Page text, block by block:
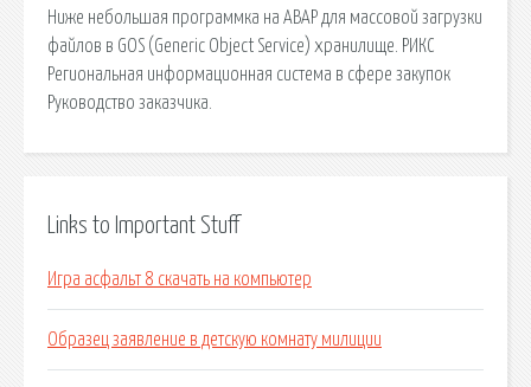
Ниже небольшая программка на ABAP для массовой загрузки
файлов в GOS (Generic Object Service) хранилище. РИКС
Региональная информационная система в сфере закупок
Руководство заказчика.
Links to Important Stuff
Игра асфальт 8 скачать на компьютер
Образец заявление в детскую комнату милиции